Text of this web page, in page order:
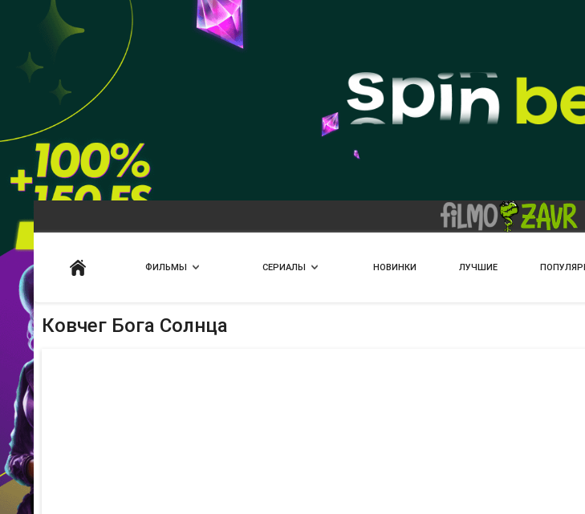
ФИЛЬМЫ СЕРИАЛЫ НОВИНКИ ЛУЧШИЕ
Ковчег Бога Солнца